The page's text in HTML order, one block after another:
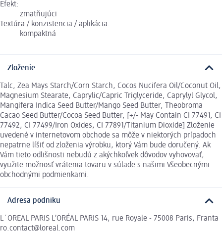
Efekt:
zmatňujúci
Textúra / konzistencia / aplikácia:
kompaktná
Zloženie
Talc, Zea Mays Starch/Corn Starch, Cocos Nucifera Oil/Coconut Oil,
Magnesium Stearate, Caprylic/Capric Triglyceride, Caprylyl Glycol,
Mangifera Indica Seed Butter/Mango Seed Butter, Theobroma
Cacao Seed Butter/Cocoa Seed Butter, [+/- May Contain CI 77491, CI
77492, CI 77499/Iron Oxides, CI 77891/Titanium Dioxide] Zloženie
uvedené v internetovom obchode sa môže v niektorých prípadoch
nepatrne líšiť od zloženia výrobku, ktorý Vám bude doručený. Ak
Vám tieto odlišnosti nebudú z akýchkoľvek dôvodov vyhovovať,
využite možnosť vrátenia tovaru v súlade s našimi Všeobecnými
obchodnými podmienkami.
Adresa podniku
L´OREAL PARIS L’ORÉAL PARIS 14, rue Royale - 75008 Paris, Franta
ro.contact@loreal.com